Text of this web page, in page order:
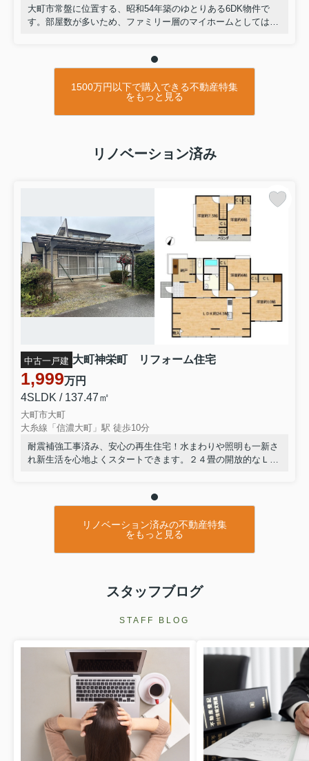
大町市常盤に位置する、昭和54年築のゆとりある6DK物件で
す。部屋数が多いため、ファミリー層のマイホームとしてはも
環境で、多様なライフスタイルに対応できる魅力的な一棟で
1500万円以下で購入できる不動産特集
をもっと見る
リノベーション済み
中古一戸建 大町神栄町 リフォーム住宅
1,999万円
4SLDK / 137.47㎡
大町市大町
大糸線「信濃大町」駅 徒歩10分
耐震補強工事済み、安心の再生住宅！水まわりや照明も一新さ
れ新生活を心地よくスタートできます。２４畳の開放的なＬ
まれ変わった住まいで、のびのびとした暮らしを叶えません
リノベーション済みの不動産特集
をもっと見る
スタッフブログ
STAFF BLOG